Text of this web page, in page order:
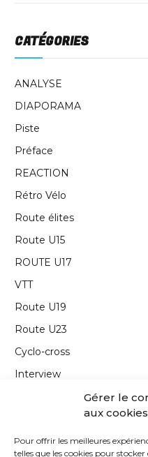
Gérer le
aux cookies
Pour offrir les meilleures
telles que les cookies pour
CATÉGORIES
ANALYSE
DIAPORAMA
Piste
Préface
REACTION
Rétro Vélo
Route élites
Route U15
ROUTE U17
VTT
Route U19
Route U23
Cyclo-cross
Interview
Carnet de route
Edito